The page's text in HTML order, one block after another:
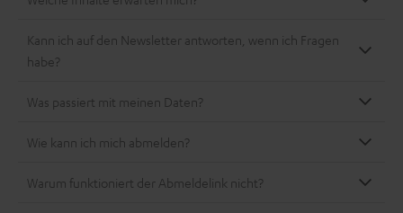
Kann ich auf den Newsletter antworten, wenn ich Fragen
habe?
Was passiert mit meinen Daten?
Wie kann ich mich abmelden?
Warum funktioniert der Abmeldelink nicht?